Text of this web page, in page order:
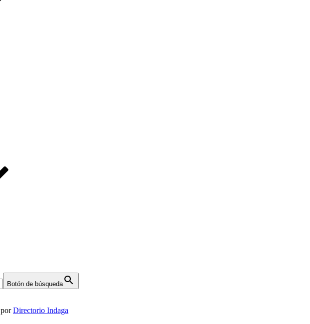
Botón de búsqueda
porDirectorio Indaga